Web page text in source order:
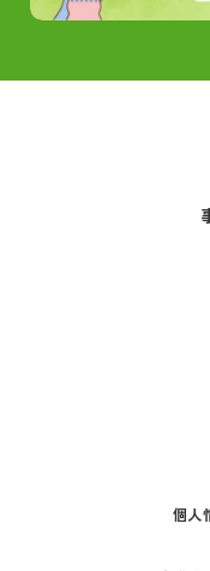
個人